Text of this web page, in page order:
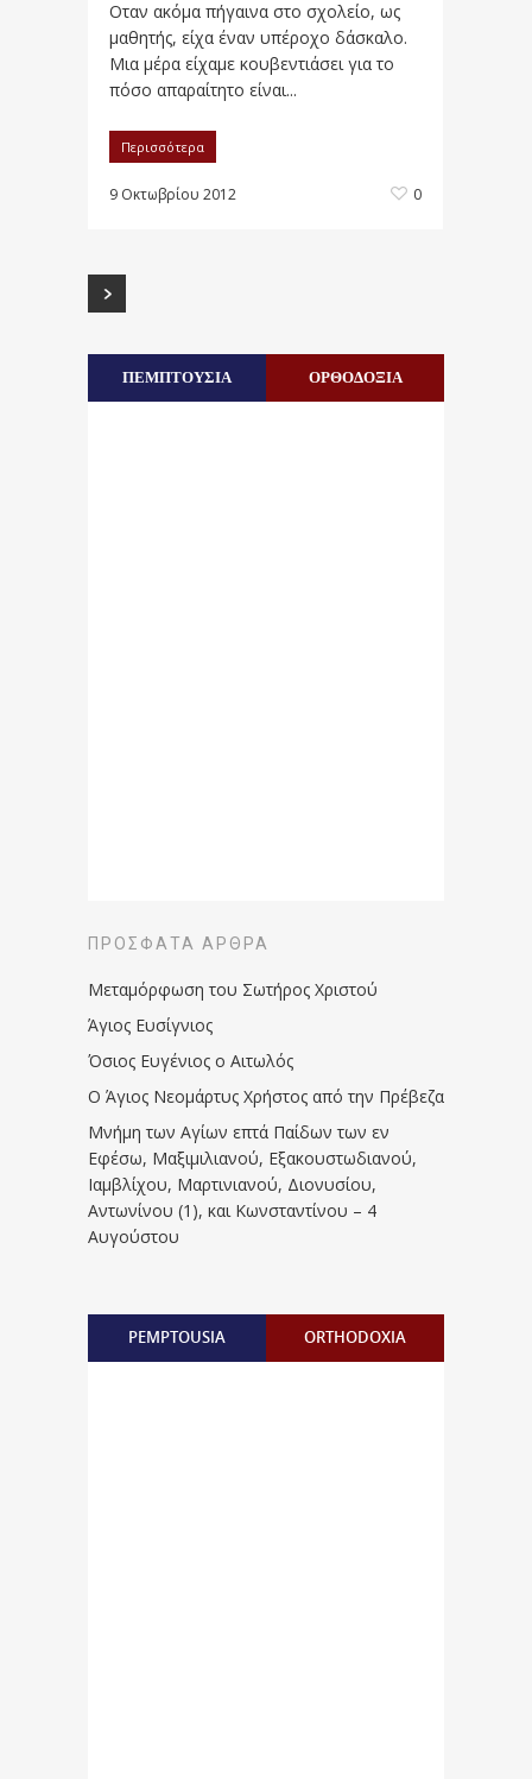
Οταν ακόμα πήγαινα στο σχολείο, ως
μαθητής, είχα έναν υπέροχο δάσκαλο.
Μια μέρα είχαμε κουβεντιάσει για το
πόσο απαραίτητο είναι...
Περισσότερα
9 Οκτωβρίου 2012 0
ΠΕΜΠΤΟΥΣΙΑ ΟΡΘΟΔΟΞΙΑ
ΠΡΌΣΦΑΤΑ ΆΡΘΡΑ
Μεταμόρφωση του Σωτήρος Χριστού
Άγιος Ευσίγνιος
Όσιος Ευγένιος ο Αιτωλός
Ο Άγιος Νεομάρτυς Χρήστος από την Πρέβεζα
Μνήμη των Aγίων επτά Παίδων των εν
Eφέσω, Mαξιμιλιανού, Eξακουστωδιανού,
Iαμβλίχου, Mαρτινιανού, Διονυσίου,
Aντωνίνου (1), και Kωνσταντίνου – 4
Αυγούστου
PEMPTOUSIA ORTHODOXIA